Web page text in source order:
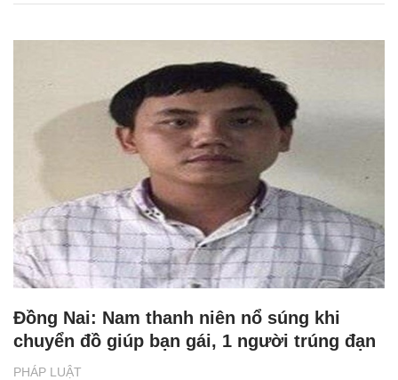
PHÁP LUẬT
Đồng Nai: Nam thanh niên nổ súng khi
chuyển đồ giúp bạn gái, 1 người trúng đạn